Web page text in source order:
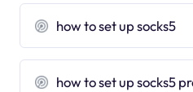
how to set up socks5
how to set up socks5